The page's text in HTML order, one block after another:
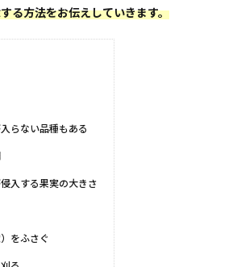
る方法をお伝えしていきます。
らない品種もある
入する果実の大きさ
をふさぐ